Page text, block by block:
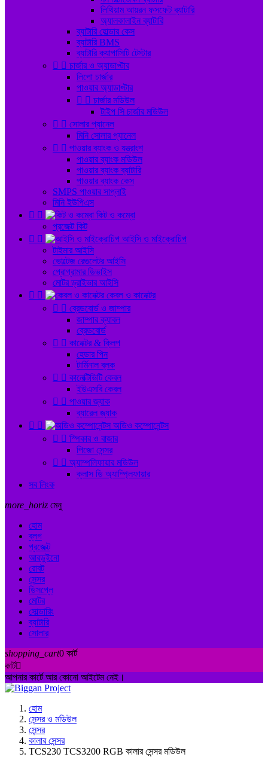
লিথিয়াম আয়রন ফসফেট ব্যাটারি
অ্যালকালাইন ব্যাটারি
ব্যাটারি হোল্ডার কেস
ব্যাটারি BMS
ব্যাটারি ক্যাপাসিটি টেস্টার
  চার্জার ও অ্যাডাপ্টার
লিপো চার্জার
পাওয়ার অ্যাডাপ্টার
  চার্জার মডিউল
টাইপ সি চার্জার মডিউল
  সোলার প্যানেল
মিনি সোলার প্যানেল
  পাওয়ার ব্যাংক ও যন্ত্রাংশ
পাওয়ার ব্যাংক মডিউল
পাওয়ার ব্যাংক ব্যাটারি
পাওয়ার ব্যাংক কেস
SMPS পাওয়ার সাপ্লাই
মিনি ইউপিএস
 
কিট ও কম্বো
প্রজেক্ট কিট
 
আইসি ও মাইক্রোচিপ
টাইমার আইসি
ভোল্টেজ রেগুলেটর আইসি
প্রোগ্রামার ডিভাইস
মোটর ড্রাইভার আইসি
 
কেবল ও কানেক্টর
  ব্রেডবোর্ড ও জাম্পার
জাম্পার ক্যাবল
ব্রেডবোর্ড
  কানেক্টর & ক্লিপ
হেডার পিন
টার্মিনাল ব্লক
  কানেক্টিভিটি কেবল
ইউএসবি কেবল
  পাওয়ার জ্যাক
ব্যারেল জ্যাক
 
অডিও কম্পোনেন্টস
  স্পিকার ও বাজার
পিজো সেন্সর
  অ্যাম্পলিফায়ার মডিউল
ক্লাস ডি অ্যাম্প্লিফায়ার
সব লিংক
more_horiz মেনু
হোম
ব্লগ
প্রজেক্ট
আরডুইনো
রোবট
সেন্সর
ডিসপ্লে
মোটর
সোল্ডারিং
ব্যাটারি
সোলার
shopping_cart0 কার্ট
কার্ট
আপনার কার্টে আর কোনো আইটেম নেই।
হোম
সেন্সর ও মডিউল
সেন্সর
কালার সেন্সর
TCS230 TCS3200 RGB কালার সেন্সর মডিউল